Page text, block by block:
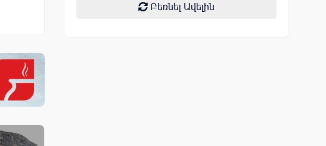
Բեռնել Ավելին